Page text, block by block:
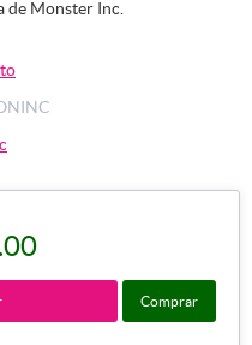
de Monster Inc.
Comprar